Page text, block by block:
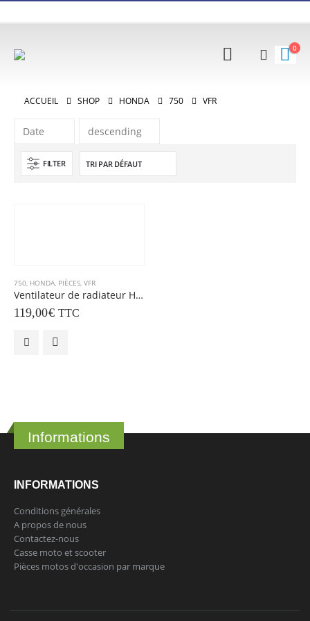
0
ACCUEIL SHOP HONDA 750 VFR
FILTER
750, HONDA, PIÈCES, VFR
Ventilateur de radiateur HONDA 750 VFR (1996)
119,00€ TTC
Informations
INFORMATIONS
Conditions générales
A propos de nous
Contactez-nous
Casse moto et scooter
Pièces motos d'occasion par marque